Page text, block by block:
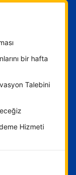
bir hafta
Talebini
Hizmeti